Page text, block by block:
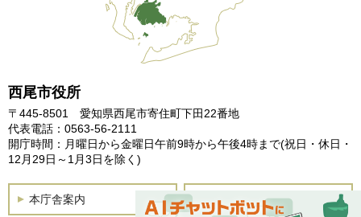
西尾市役所
〒445-8501 愛知県西尾市寄住町下田22番地
代表電話：0563-56-2111
開庁時間：月曜日から金曜日午前9時から午後4時まで(祝日・休日・
12月29日～1月3日を除く)
本庁舎案内 土曜開庁